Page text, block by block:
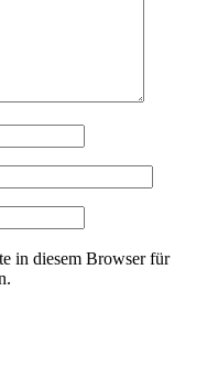
in diesem Browser für